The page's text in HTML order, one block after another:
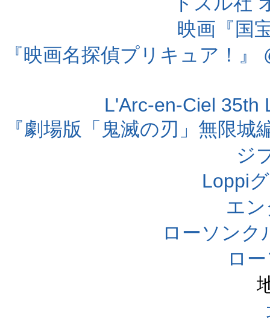
映画『国
『映画名探偵プリキュア！
L'Arc-en-Ciel 35th
『劇場版「鬼滅の刃」無限
ジ
Loppi
エ
ローソンク
ロ